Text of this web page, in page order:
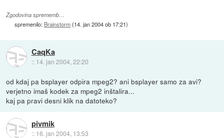
Zgodovina sprememb…
spremenilo: Brainstorm(14. jan 2004 ob 17:21)
CaqKa
:: 14. jan 2004, 22:20
od kdaj pa bsplayer odpira mpeg2? ani bsplayer samo za avi?
verjetno imaš kodek za mpeg2 inštalira...
kaj pa pravi desni klik na datoteko?
pivmik
:: 16. jan 2004, 13:53